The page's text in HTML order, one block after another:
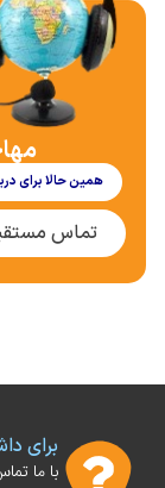
همین حالا برای
تماس
برای
با ما